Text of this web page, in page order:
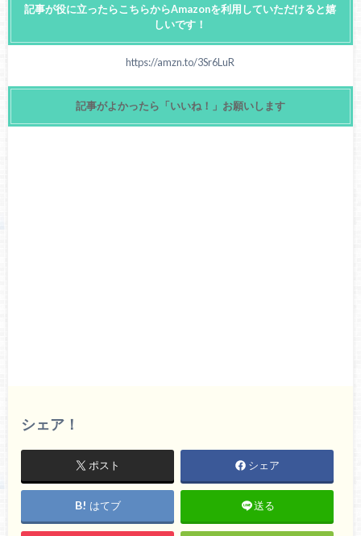
記事が役に立ったらこちらからAmazonを利用していただけると嬉
しいです！
https://amzn.to/3Sr6LuR
記事がよかったら「いいね！」お願いします
シェア！
ポスト シェア
はてブ 送る